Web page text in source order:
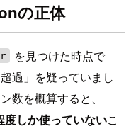
の正体
を見つけた時点で
過」を疑っていまし
数を概算すると、
度しか使っていないこ